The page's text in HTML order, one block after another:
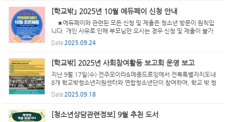
[학교밖｣ 2025년 10월 에듀페이 신청 안내
★에듀페이와 관련된 모든 신청 및 제출은 청소년 방문이 원칙입
니다. 개인 사유로 인해 부모님만 오시는 경우 신청 및 제출이 불가
함을 알려드립니다.★ . ♥ [정기신청자 : 1~17일 온라인바우처 신
청 + 10월 발급한 초본 제출] ★초본제출장소: 전북특별자...
Date2025.09.24
[학교밖] 2025년 사회참여활동 보고회 운영 보고
지난 9월 17일(수) 전주모이라&메종드로잉에서 전북특별자치도내
8개 학교밖청소년지원센터와 연합청소년단이 참여하여, 학교 밖 청
소년의 불평등한 사례를 관찰하고 정책또는 프로그램을 제안하는 발
표회를 진행하였습니다. 1부 행사는 전북특별자치도학...
Date2025.09.18
[청소년상담관련정보] 9월 추천 도서